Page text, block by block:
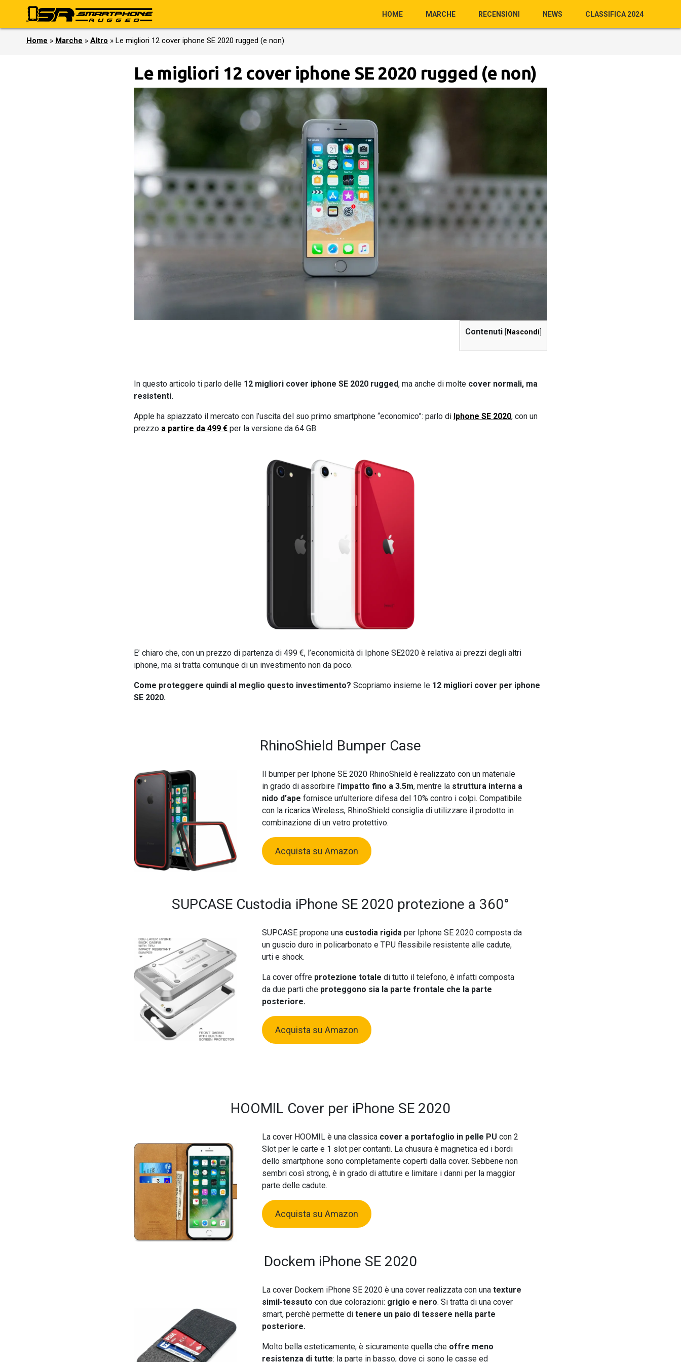
HOME MARCHE RECENSIONI NEWS CLASSIFICA 2024
Home » Marche » Altro » Le migliori 12 cover iphone SE 2020 rugged (e non)
Le migliori 12 cover iphone SE 2020 rugged (e non)
Contenuti [ Nascondi
In questo articolo ti parlo delle 12 migliori cover iphone SE 2020 rugged, ma anche di molte cover normali, ma
resistenti.
Apple ha spiazzato il mercato con l’uscita del suo primo smartphone “economico”: parlo di Iphone SE 2020, con un
prezzo a partire da 499 € per la versione da 64 GB.
E’ chiaro che, con un prezzo di partenza di 499 €, l’economicità di Iphone SE2020 è relativa ai prezzi degli altri
iphone, ma si tratta comunque di un investimento non da poco.
Come proteggere quindi al meglio questo investimento? Scopriamo insieme le 12 migliori cover per iphone
SE 2020.
RhinoShield Bumper Case
Il bumper per Iphone SE 2020 RhinoShield è realizzato con un materiale
in grado di assorbire l’impatto fino a 3.5m, mentre la struttura interna a
nido d’ape fornisce un’ulteriore difesa del 10% contro i colpi. Compatibile
con la ricarica Wireless, RhinoShield consiglia di utilizzare il prodotto in
combinazione di un vetro protettivo.
Acquista su Amazon
SUPCASE Custodia iPhone SE 2020 protezione a 360°
SUPCASE propone una custodia rigidaper Iphone SE 2020 composta da
un guscio duro in policarbonato e TPU flessibile resistente alle cadute,
urti e shock.
La cover offre protezione totale di tutto il telefono, è infatti composta
da due parti che proteggono sia la parte frontale che la parte
posteriore.
Acquista su Amazon
HOOMIL Cover per iPhone SE 2020
La cover HOOMIL è una classica cover a portafoglio in pelle PU con 2
Slot per le carte e 1 slot per contanti. La chusura è magnetica ed i bordi
dello smartphone sono completamente coperti dalla cover. Sebbene non
sembri così strong, è in grado di attutire e limitare i danni per la maggior
parte delle cadute.
Acquista su Amazon
Dockem iPhone SE 2020
La cover Dockem iPhone SE 2020 è una cover realizzata con unatexture
simil-tessuto con due colorazioni: grigio e nero. Si tratta di una cover
smart, perchè permette di tenere un paio di tessere nella parte
posteriore.
Molto bella esteticamente, è sicuramente quella che offre meno
resistenza di tutte: la parte in basso, dove ci sono le casse ed